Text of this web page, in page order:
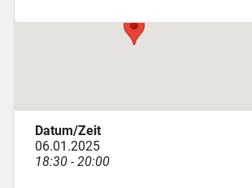
Datum/Zeit
06.01.2025
18:30 - 20:00